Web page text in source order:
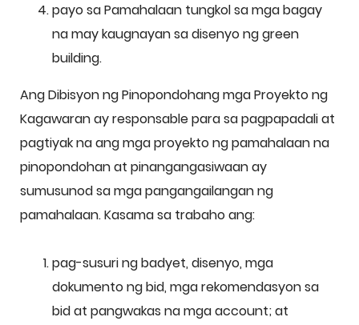
payo sa Pamahalaan tungkol sa mga bagay
na may kaugnayan sa disenyo ng green
building.
Ang Dibisyon ng Pinopondohang mga Proyekto ng
Kagawaran ay responsable para sa pagpapadali at
pagtiyak na ang mga proyekto ng pamahalaan na
pinopondohan at pinangangasiwaan ay
sumusunod sa mga pangangailangan ng
pamahalaan. Kasama sa trabaho ang:
pag-susuri ng badyet, disenyo, mga
dokumento ng bid, mga rekomendasyon sa
bid at pangwakas na mga account; at